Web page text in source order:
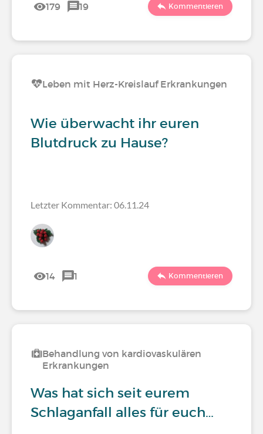
179 19 Kommentieren
Leben mit Herz-Kreislauf Erkrankungen
Wie überwacht ihr euren
Blutdruck zu Hause?
Letzter Kommentar: 06.11.24
14 1 Kommentieren
Behandlung von kardiovaskulären
Erkrankungen
Was hat sich seit eurem
Schlaganfall alles für euch…